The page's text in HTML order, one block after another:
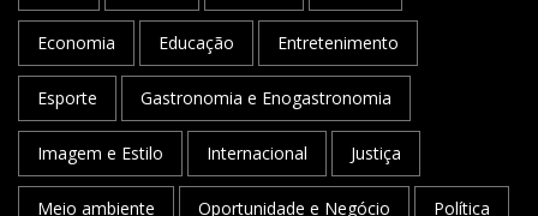
Economia Educação Entretenimento
Esporte Gastronomia e Enogastronomia
Imagem e Estilo Internacional Justiça
Meio ambiente Oportunidade e Negócio Política